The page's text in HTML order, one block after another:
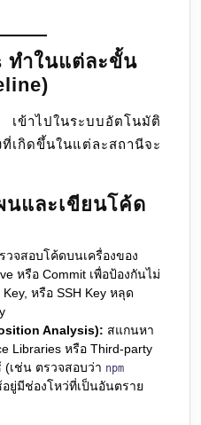
ทำในแต่ละขั้น
ไปในระบบอัตโนมัติ
ที่เกิดขึ้นในแต่ละสถานีจะ
นและเขียนโค้ด
วจสอบโค้ดบนเครื่องของ
หรือ Commit เพื่อป้องกันไม่
หรือ SSH Key หลุด
Analysis): สแกนหา
Libraries หรือ Third-party
(เช่น ตรวจสอบว่า npm
ยู่มีช่องโหว่ที่เป็นอันตราย